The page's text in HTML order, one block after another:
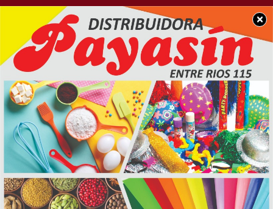
×
POLICIALES
Gravisimo accidente de
tránsito en Chacabuco